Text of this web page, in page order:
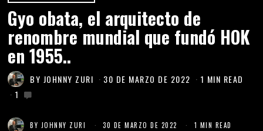
Gyo obata, el arquitecto de
renombre mundial que fundó HOK
en 1955..
BY JOHNNY ZURI 30 DE MARZO DE 2022
1 MIN READ
1
BY JOHNNY ZURI 30 DE MARZO DE 2022
1 MIN READ